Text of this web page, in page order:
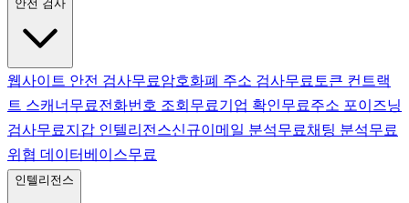
안전 검사
웹사이트 안전 검사무료암호화폐 주소 검사무료 토큰 컨트랙
트 스캐너 무료전화번호 조회 무료기업 확인무료주소 포이즈닝
검사무료지갑 인텔리전스신규이메일 분석무료채팅 분석무료
위협 데이터베이스무료
인텔리전스